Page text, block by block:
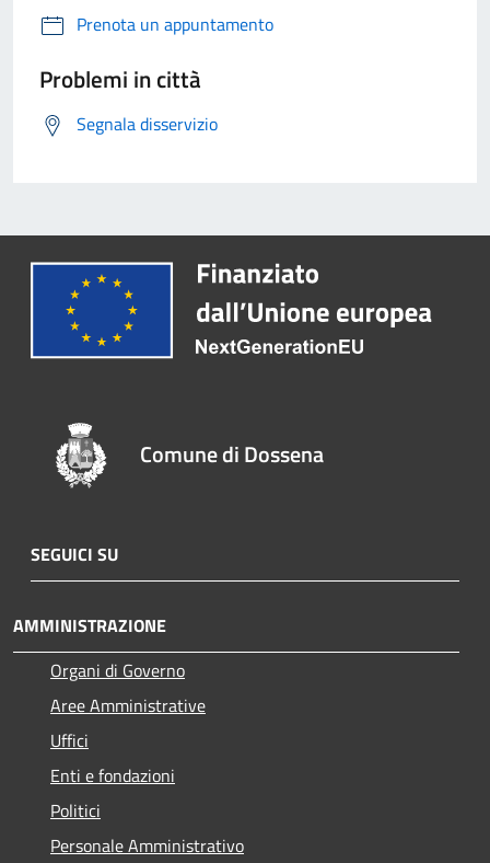
Prenota un appuntamento
Problemi in città
Segnala disservizio
Comune di Dossena
SEGUICI SU
AMMINISTRAZIONE
Organi di Governo
Aree Amministrative
Uffici
Enti e fondazioni
Politici
Personale Amministrativo